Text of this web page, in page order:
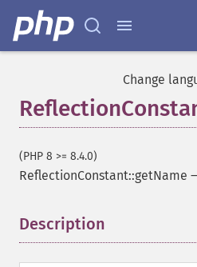
Change
(PHP 8 >= 8.4.0)
ReflectionConstant::getName
Description